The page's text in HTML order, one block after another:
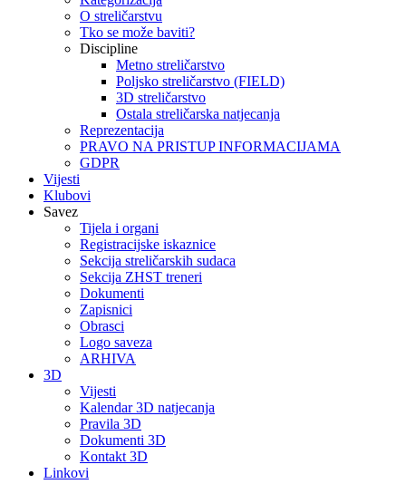
O streličarstvu
Tko se može baviti?
Discipline
Metno streličarstvo
Poljsko streličarstvo (FIELD)
3D streličarstvo
Ostala streličarska natjecanja
Reprezentacija
PRAVO NA PRISTUP INFORMACIJAMA
GDPR
Vijesti
Klubovi
Savez
Tijela i organi
Registracijske iskaznice
Sekcija streličarskih sudaca
Sekcija ZHST treneri
Dokumenti
Zapisnici
Obrasci
Logo saveza
ARHIVA
3D
Vijesti
Kalendar 3D natjecanja
Pravila 3D
Dokumenti 3D
Kontakt 3D
Linkovi